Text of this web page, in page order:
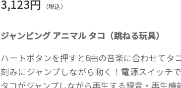
3,123円 （税込）
ジャンピング アニマル タコ（跳ねる玩具）
ハートボタンを押すと6曲の音楽に合わせてタ
刻みにジャンプしながら動く！電源スイッチ
タコがジャンプしながら再生する録音・再生機